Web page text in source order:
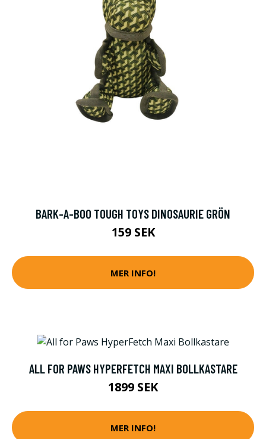
BARK-A-BOO TOUGH TOYS DINOSAURIE GRÖN
159 SEK
MER INFO!
ALL FOR PAWS HYPERFETCH MAXI BOLLKASTARE
1899 SEK
MER INFO!